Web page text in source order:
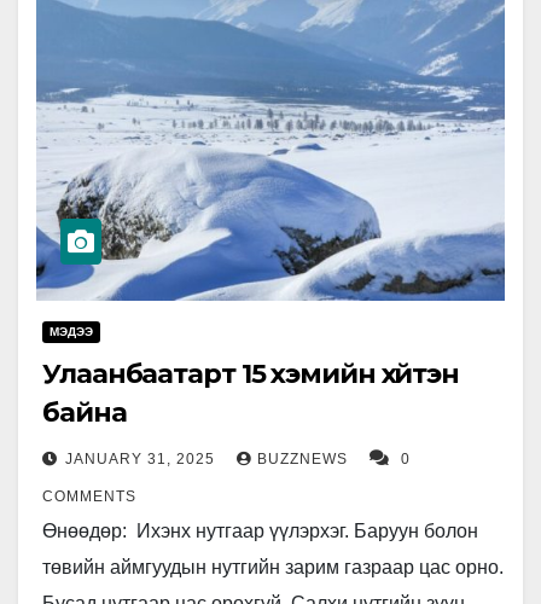
МЭДЭЭ
Улаанбаатарт 15 хэмийн хүйтэн
байна
JANUARY 31, 2025 BUZZNEWS 0
COMMENTS
Өнөөдөр: Ихэнх нутгаар үүлэрхэг. Баруун болон
төвийн аймгуудын нутгийн зарим газраар цас орно.